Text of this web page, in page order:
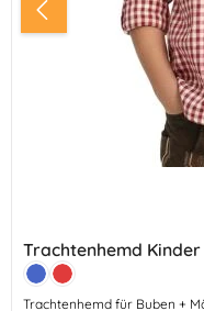
Trachtenhemd
Farbe:
BlauRot
Trachtenhemd für Buben +